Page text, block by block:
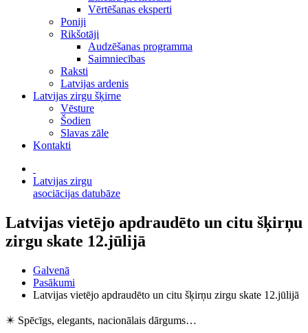
Vērtēšanas eksperti
Poniji
Rikšotāji
Audzēšanas programma
Saimniecības
Raksti
Latvijas ardenis
Latvijas zirgu šķirne
Vēsture
Šodien
Slavas zāle
Kontakti
Latvijas zirgu
asociācijas datubāze
Latvijas vietējo apdraudēto un citu šķirņu
zirgu skate 12.jūlijā
Galvenā
Pasākumi
Latvijas vietējo apdraudēto un citu šķirņu zirgu skate 12.jūlijā
✴️ Spēcīgs, elegants, nacionālais dārgums…